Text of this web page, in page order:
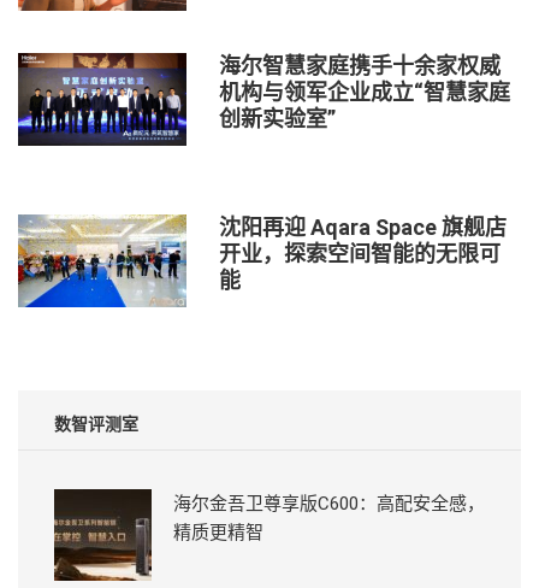
海尔智慧家庭携手十余家权威
机构与领军企业成立“智慧家庭
创新实验室”
沈阳再迎 Aqara Space 旗舰店
开业，探索空间智能的无限可
能
数智评测室
海尔金吾卫尊享版C600：高配安全感，
精质更精智